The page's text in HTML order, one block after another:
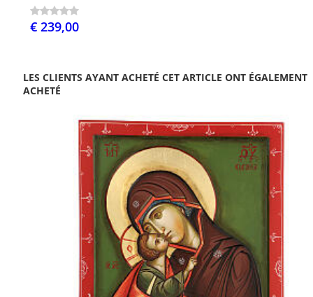
€ 239,00
LES CLIENTS AYANT ACHETÉ CET ARTICLE ONT ÉGALEMENT
ACHETÉ